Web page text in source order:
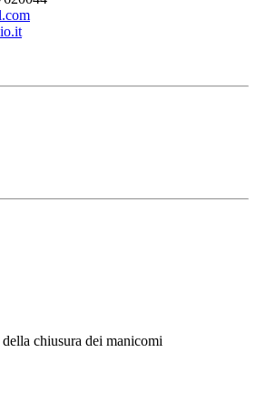
chiusura dei manicomi